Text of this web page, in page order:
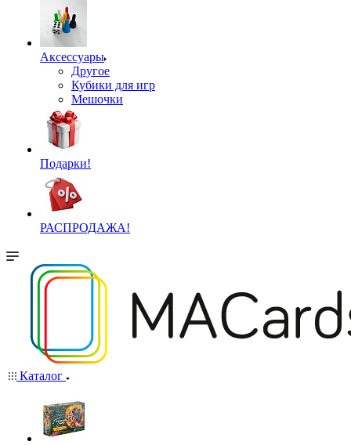
Аксессуары
Другое
Кубики для игр
Мешочки
Подарки!
РАСПРОДАЖА!
Каталог